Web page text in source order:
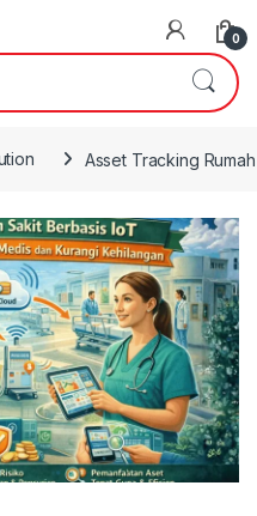
0
Asset Tracking